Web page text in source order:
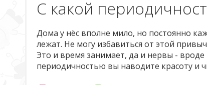
С какой
Дома у нёс вполне мило, но постоянно
лежат. Не могу избавиться от этой
Это и время занимает, да и нервы -
периодичностью вы наводите красоту и